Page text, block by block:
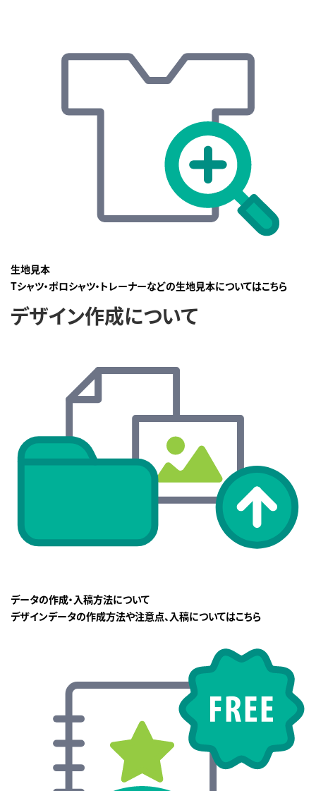
生地見本
Tシャツ・ポロシャツ・トレーナーなどの生地見本についてはこちら
デザイン作成について
データの作成・入稿方法について
デザインデータの作成方法や注意点、入稿についてはこちら